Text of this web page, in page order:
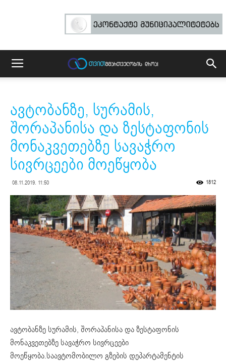
ავტობანზე, სურამის,
შორაპანისა და ზესტაფონის
მონაკვეთებზე სავაჭრო
სივრცეები მოეწყობა
08.11.2019. 11:50 1812
ავტობანზე სურამის, შორაპანისა და ზესტაფონის
მონაკვეთებზე სავაჭრო სივრცეები
მოეწყობა.საავტომობილო გზების დეპარტამენტის